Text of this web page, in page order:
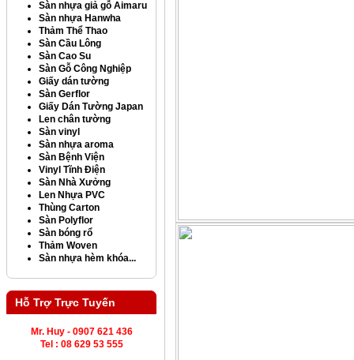
Sàn nhựa giả gỗ Aimaru
Sàn nhựa Hanwha
Thảm Thể Thao
Sàn Cầu Lông
Sàn Cao Su
Sàn Gỗ Công Nghiệp
Giấy dán tường
Sàn Gerflor
Giấy Dán Tường Japan
Len chân tường
Sàn vinyl
Sàn nhựa aroma
Sàn Bệnh Viện
Vinyl Tĩnh Điện
Sàn Nhà Xưởng
Len Nhựa PVC
Thùng Carton
Sàn Polyflor
Sàn bóng rổ
Thảm Woven
Sàn nhựa hèm khóa...
Hỗ Trợ Trực Tuyến
Mr. Huy - 0907 621 436
Tel : 08 629 53 555